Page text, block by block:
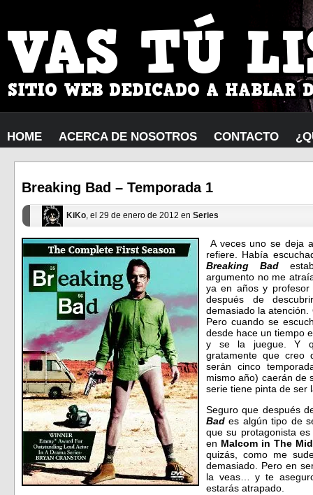
HOME ACERCA DE NOSOTROS CONTACTO
Breaking Bad – Temporada 1
KiKo, el 29 de enero de 2012 en Series
A veces uno se deja
refiere. Había
Breaking Bad
argumento no me
ya en años y profesor
después de
demasiado la
Pero cuando se
desde hace un tiempo
y se la juegue. Y
gratamente que creo
serán cinco
mismo año) caerán de
serie tiene pinta de ser
Seguro que después
Bad es algún tipo de
que su protagonista
en Malcom in The
quizás, como me
demasiado. Pero en
la veas… y te
estarás atrapado.